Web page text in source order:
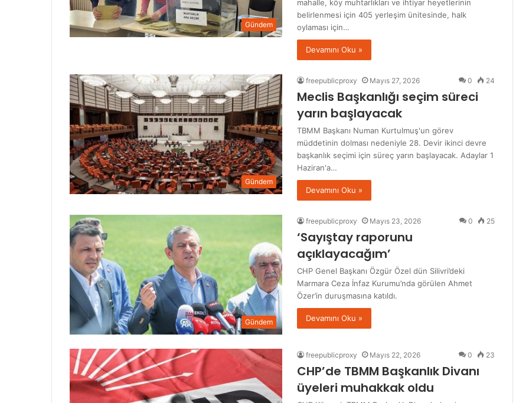
Gündem
mahalle, köy muhtarlıkları ve ihtiyar heyetlerinin
belirlenmesi için 405 yerleşim ünitesinde, halk
oylaması için…
Devamını Oku »
Gündem
freepublicproxy Mayıs 27, 2026 0 24
Meclis Başkanlığı seçim süreci
yarın başlayacak
TBMM Başkanı Numan Kurtulmuş'un görev
müddetinin dolması nedeniyle 28. Devir ikinci devre
başkanlık seçimi için süreç yarın başlayacak. Adaylar 1
Haziran'a…
Devamını Oku »
Gündem
freepublicproxy Mayıs 23, 2026 0 25
‘Sayıştay raporunu
açıklayacağım’
CHP Genel Başkanı Özgür Özel dün Silivri’deki
Marmara Ceza İnfaz Kurumu’nda görülen Ahmet
Özer’in duruşmasına katıldı.
Devamını Oku »
freepublicproxy Mayıs 22, 2026 0 23
CHP’de TBMM Başkanlık Divanı
üyeleri muhakkak oldu